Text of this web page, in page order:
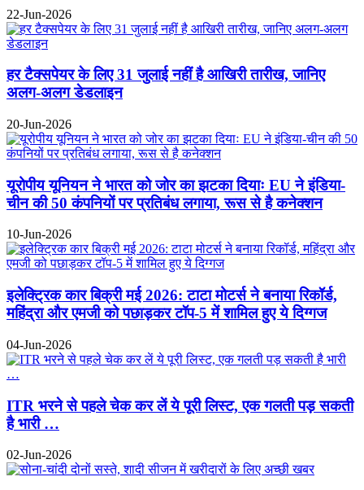
22-Jun-2026
हर टैक्सपेयर के लिए 31 जुलाई नहीं है आखिरी तारीख, जानिए
अलग-अलग डेडलाइन
20-Jun-2026
यूरोपीय यूनियन ने भारत को जोर का झटका दियाः EU ने इंडिया-
चीन की 50 कंपनियों पर प्रतिबंध लगाया, रूस से है कनेक्शन
10-Jun-2026
इलेक्ट्रिक कार बिक्री मई 2026: टाटा मोटर्स ने बनाया रिकॉर्ड,
महिंद्रा और एमजी को पछाड़कर टॉप-5 में शामिल हुए ये दिग्गज
04-Jun-2026
ITR भरने से पहले चेक कर लें ये पूरी लिस्ट, एक गलती पड़ सकती
है भारी …
02-Jun-2026